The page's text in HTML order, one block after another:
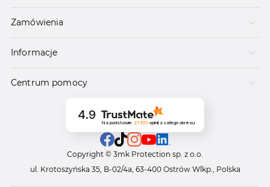
Zamówienia
Informacje
Centrum pomocy
4.9
Na podstawie 21 572 opinii z całego okresu
Copyright © 3mk Protection sp. z o.o.
ul. Krotoszyńska 35, B-02/4a, 63-400 Ostrów Wlkp., Polska